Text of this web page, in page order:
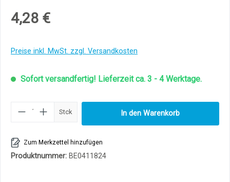
4,28 €
Preise inkl. MwSt. zzgl. Versandkosten
Sofort versandfertig! Lieferzeit ca. 3 - 4 Werktage.
Produkt Anzahl: Gib den gewünschten
Stck In den Warenkorb
Zum Merkzettel hinzufügen
Produktnummer: BE0411824